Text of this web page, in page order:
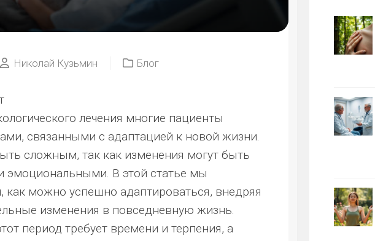
СИМПТОМЫ,DIAGNOSTIKA
СОВРЕМЕННЫЕ
МЕТОДЫ
Николай Кузьмин Блог
лечения многие пациенты
связанными с адаптацией к новой жизни.
сложным, так как изменения могут быть
эмоциональными. В этой статье мы
как можно успешно адаптироваться, внедряя
изменения в повседневную жизнь.
период требует времени и терпения, а